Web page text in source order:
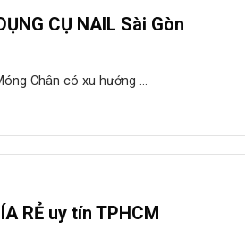
CỤ NAIL Sài Gòn
Chân có xu hướng ...
RẺ uy tín TPHCM